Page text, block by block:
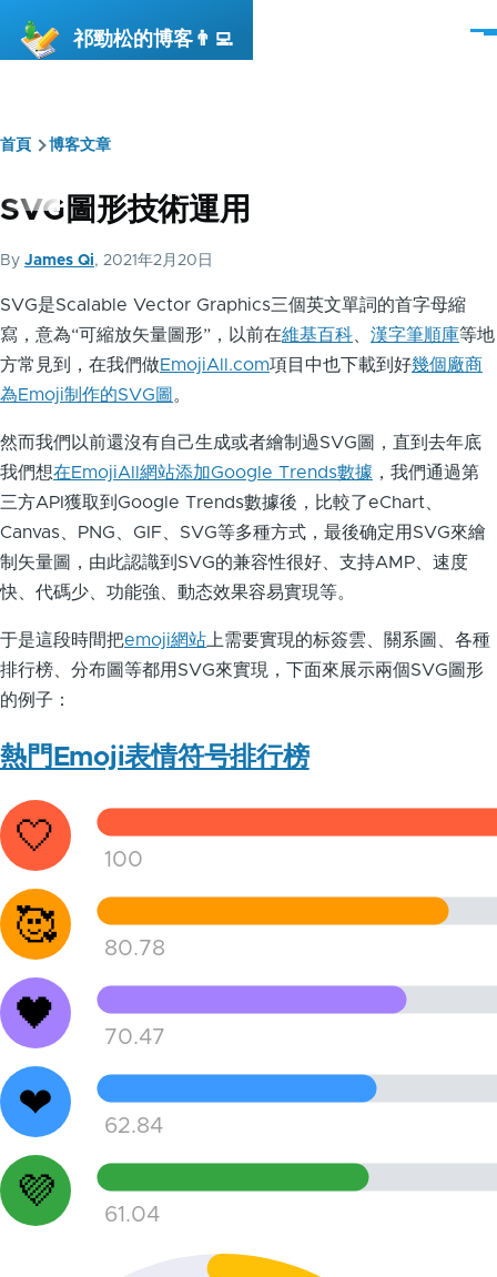
祁勁松的博客👨‍💻
選
導
航
結
首頁 博客文章
SVG圖形技術運用
By James Qi, 2021年2月20日
SVG是Scalable Vector Graphics三個英文單詞的首字母縮
寫，意為“可縮放矢量圖形”，以前在維基百科 漢字筆順庫等地
方常見到，在我們做EmojiAll.com項目中也下載到好幾個廠商
為Emoji制作的SVG圖 。
然而我們以前還沒有自己生成或者繪制過SVG圖，直到去年底
我們想在EmojiAll網站添加Google Trends數據 ，我們通過第
三方API獲取到Google Trends數據後，比較了eChart、
Canvas、PNG、GIF、SVG等多種方式，最後确定用SVG來繪
制矢量圖，由此認識到SVG的兼容性很好、支持AMP、速度
快、代碼少、功能強、動态效果容易實現等。
于是這段時間把emoji網站 上需要實現的标簽雲、關系圖、各種
排行榜、分布圖等都用SVG來實現，下面來展示兩個SVG圖形
的例子：
熱門Emoji表情符号排行榜
🤍
🥰
🖤
❤
💜
100
80.78
70.47
62.84
61.04